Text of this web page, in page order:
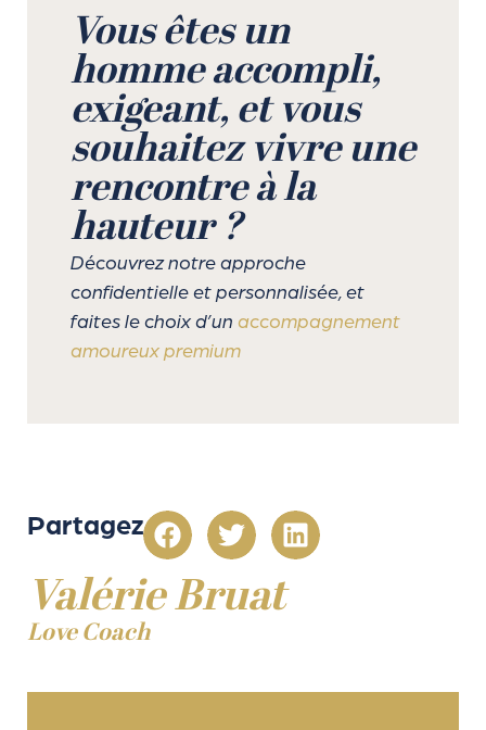
Vous êtes un
homme accompli,
exigeant, et vous
souhaitez vivre une
rencontre à la
hauteur ?
Découvrez notre approche
confidentielle et personnalisée, et
faites le choix d’un accompagnement
amoureux premium
Partagez
Valérie Bruat
Love Coach